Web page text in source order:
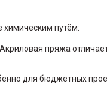
химическим путём:
пряжа
для бюджетных